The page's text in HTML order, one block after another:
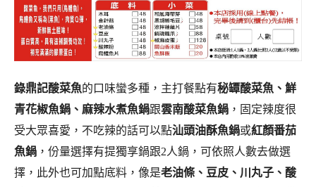
錄鼎記酸菜魚的口味蠻多種，主打餐點有秘罈酸菜魚、鮮
青花椒魚鍋、麻辣水煮魚鍋跟雲南酸菜魚鍋 ，固定辣度很
受大眾喜愛，不吃辣的話可以點汕頭油酥魚鍋或紅顏番茄
魚鍋 ，份量選擇有提獨享鍋跟2人鍋，可依照人數去做選
擇，此外也可加點底料，像是老油條、豆皮、川丸子、酸